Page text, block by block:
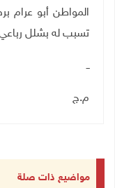
المواطن أبو عرام
تسبب له بشلل
ــ
م.ج
مواضيع ذات صلة